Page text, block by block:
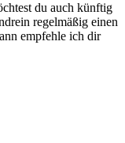
du auch künftig
regelmäßig einen
empfehle ich dir